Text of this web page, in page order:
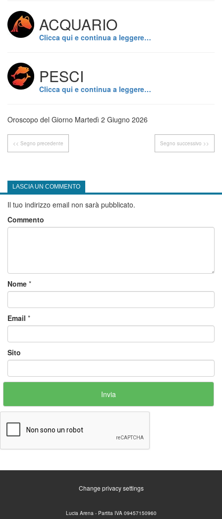
ACQUARIO
Clicca qui e continua a leggere…
PESCI
Clicca qui e continua a leggere…
Oroscopo del Giorno Martedì 2 Giugno 2026
<< Segno precedente Segno successivo >>
LASCIA UN COMMENTO
Il tuo indirizzo email non sarà pubblicato.
Commento
Nome *
Email *
Sito
Change privacy settings
Lucia Arena - Partita IVA 09457150960